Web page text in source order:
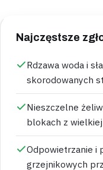
Najczęstsze
Rdzawa woda i
skorodowanych
Nieszczelne
blokach z
Odpowietrzanie i
grzejnikowych